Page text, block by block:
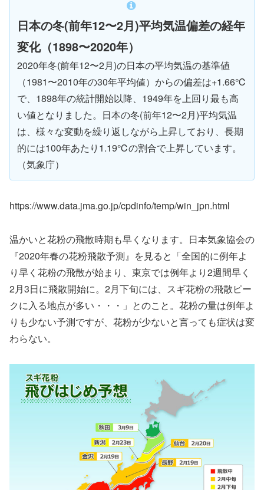
日本の冬(前年12〜2月)平均気温偏差の経年
変化（1898〜2020年）
2020年冬(前年12〜2月)の日本の平均気温の基準値
（1981〜2010年の30年平均値）からの偏差は+1.66℃
で、1898年の統計開始以降、1949年を上回り最も高
い値となりました。日本の冬(前年12〜2月)平均気温
は、様々な変動を繰り返しながら上昇しており、長期
的には100年あたり1.19℃の割合で上昇しています。
（気象庁）
https://www.data.jma.go.jp/cpdinfo/temp/win_jpn.html
温かいと花粉の飛散時期も早くなります。日本気象協会の
『2020年春の花粉飛散予測』を見ると「全国的に例年よ
り早く花粉の飛散が始まり、東京では例年より2週間早く
2月3日に飛散開始に。2月下旬には、スギ花粉の飛散ピー
クに入る地点が多い・・・」とのこと。花粉の量は例年よ
りも少ない予測ですが、花粉が少ないと言っても症状は変
わらない。